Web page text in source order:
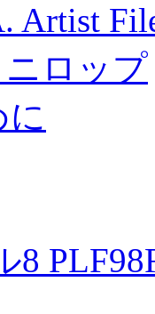
Artist
ニロップ
に
8